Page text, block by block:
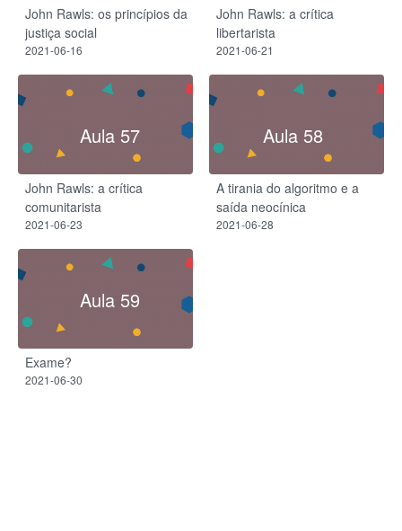
John Rawls: os princípios da
justiça social
2021-06-16
John Rawls: a crítica
libertarista
2021-06-21
Aula 57
John Rawls: a crítica
comunitarista
2021-06-23
Aula 58
A tirania do algoritmo e a
saída neocínica
2021-06-28
Aula 59
Exame?
2021-06-30